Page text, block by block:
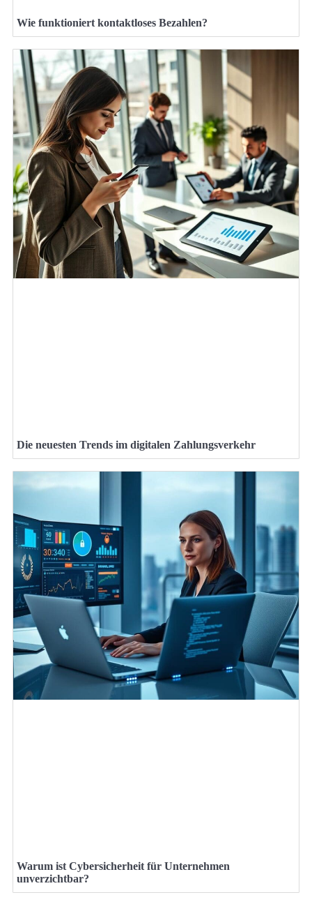
Wie funktioniert kontaktloses Bezahlen?
Die neuesten Trends im digitalen Zahlungsverkehr
Warum ist Cybersicherheit für Unternehmen
unverzichtbar?